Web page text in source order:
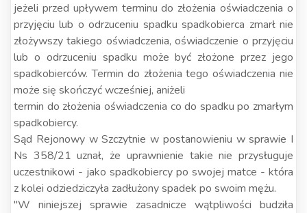
jeżeli przed upływem terminu do złożenia oświadczenia o
przyjęciu lub o odrzuceniu spadku spadkobierca zmarł nie
złożywszy takiego oświadczenia, oświadczenie o przyjęciu
lub o odrzuceniu spadku może być złożone przez jego
spadkobierców. Termin do złożenia tego oświadczenia nie
może się skończyć wcześniej, aniżeli
termin do złożenia oświadczenia co do spadku po zmarłym
spadkobiercy.
Sąd Rejonowy w Szczytnie w postanowieniu w sprawie I
Ns 358/21 uznał, że uprawnienie takie nie przysługuje
uczestnikowi - jako spadkobiercy po swojej matce - która
z kolei odziedziczyła zadłużony spadek po swoim mężu.
"W niniejszej sprawie zasadnicze wątpliwości budziła